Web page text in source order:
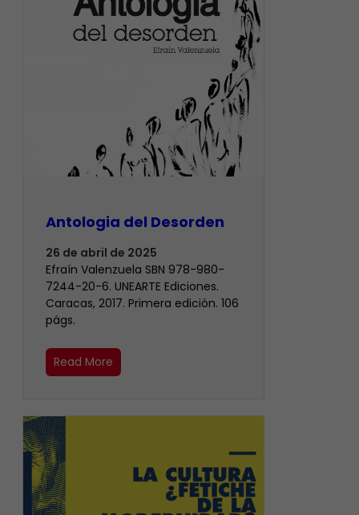
Antologia del Desorden
26 de abril de 2025
Efraín Valenzuela SBN 978-980-
7244-20-6. UNEARTE Ediciones.
Caracas, 2017. Primera edición. 106
págs.
Read More